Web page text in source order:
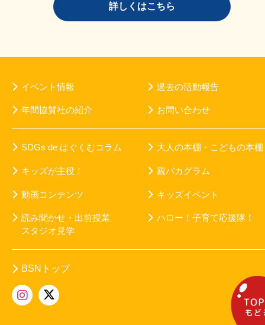
詳しくはこちら
イベント情報 過去の活動報告
年間協賛社の紹介 お問い合わせ
SDGs de はぐくむコラム 大人の本棚・こどもの本棚
キッズが主役！ 親バカグラム
動画コンテンツ キッズイベント
読み聞かせ・出前授業
スタジオ見学
ハロー！子育て応援隊！
BSNトップ